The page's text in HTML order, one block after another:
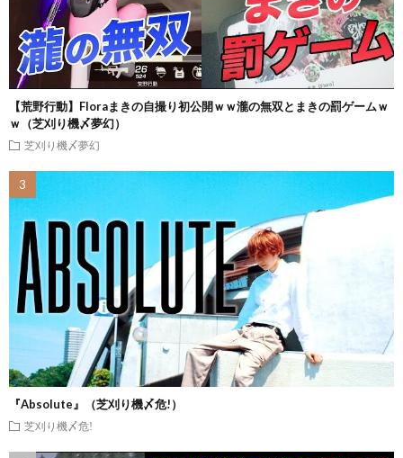
【荒野行動】Floraまきの自撮り初公開ｗｗ瀧の無双とまきの罰ゲームｗ
ｗ（芝刈り機〆夢幻）
芝刈り機〆夢幻
『Absolute』（芝刈り機〆危!）
芝刈り機〆危!